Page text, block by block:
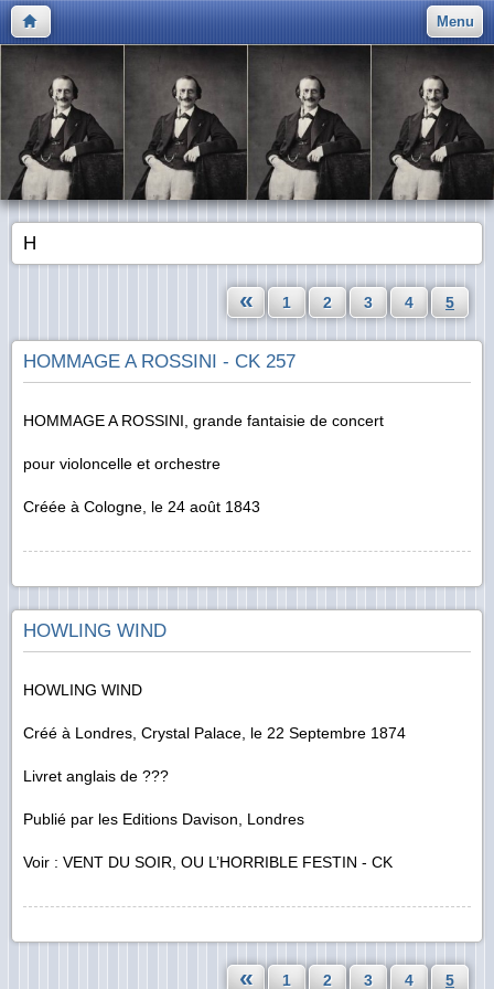
Menu
H
« 1 2 3 4 5
HOMMAGE A ROSSINI - CK 257
HOMMAGE A ROSSINI, grande fantaisie de concert
pour violoncelle et orchestre
Créée à Cologne, le 24 août 1843
HOWLING WIND
HOWLING WIND
Créé à Londres, Crystal Palace, le 22 Septembre 1874
Livret anglais de ???
Publié par les Editions Davison, Londres
Voir : VENT DU SOIR, OU L’HORRIBLE FESTIN - CK
« 1 2 3 4 5